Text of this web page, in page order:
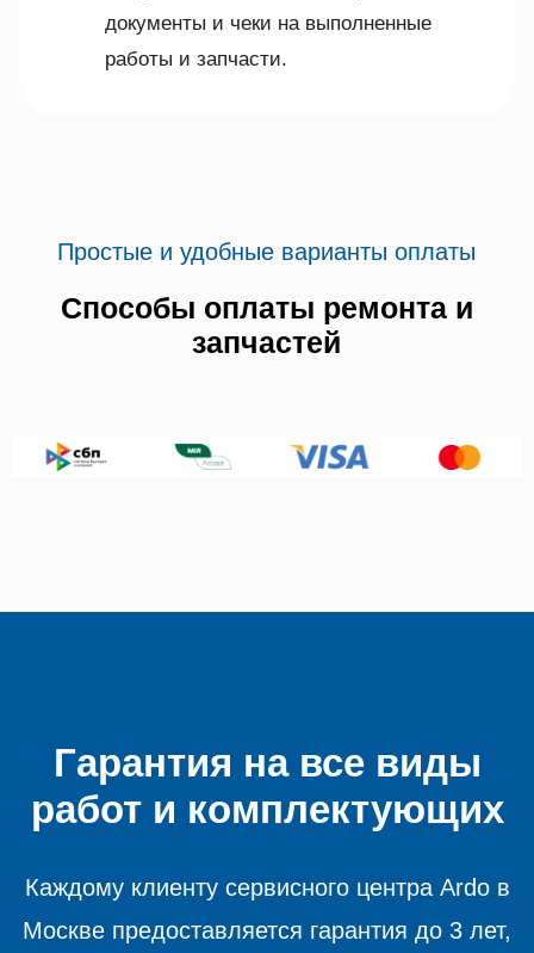
документы и чеки на выполненные
работы и запчасти.
Простые и удобные варианты оплаты
Способы оплаты ремонта и
запчастей
Гарантия на все виды
работ и комплектующих
Каждому клиенту сервисного центра Ardo в
Москве предоставляется гарантия до 3 лет,